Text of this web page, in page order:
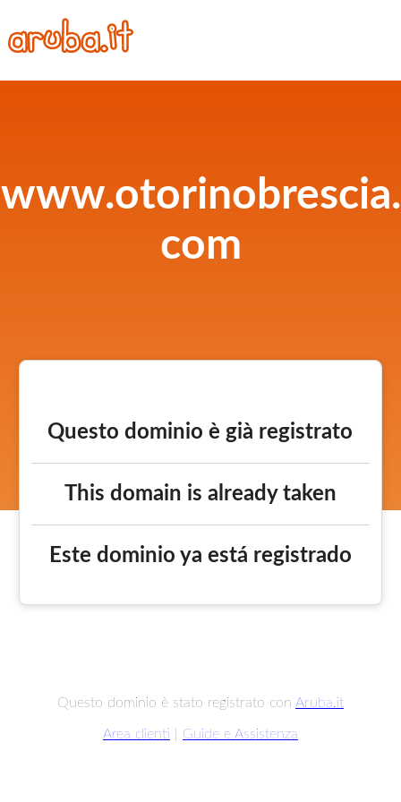
www.otorinobrescia.
com
Questo dominio è già registrato
This domain is already taken
Este dominio ya está registrado
Questo dominio è stato registrato con Aruba.it
Area clienti Guide e Assistenza